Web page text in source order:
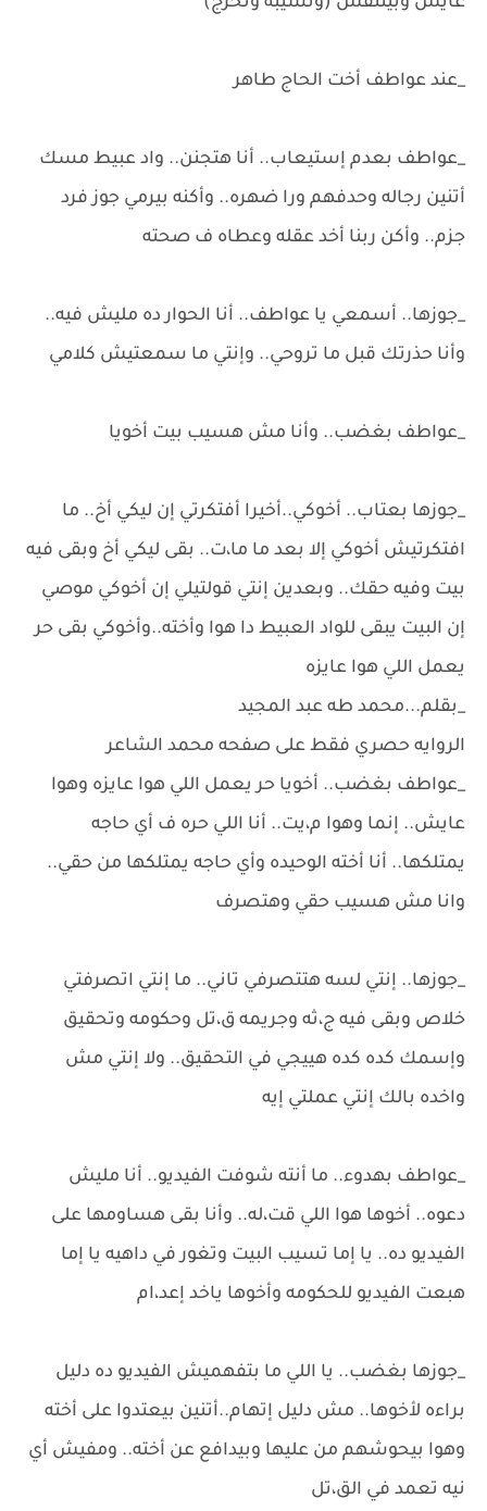
_عند عواطف أخت الحاج طاهر
_عواطف بعدم إستيعاب.. أنا هتجنن.. واد عبيط مسك
أتنين رجاله وحدفهم ورا ضهره.. وأكنه بيرمي جوز فرد
جزم.. وأكن ربنا أخد عقله وعطاه ف صحته
_جوزها.. أسمعي يا عواطف.. أنا الحوار ده مليش فيه..
وأنا حذرتك قبل ما تروحي.. وإنتي ما سمعتيش كلامي
_عواطف بغضب.. وأنا مش هسيب بيت أخويا
_جوزها بعتاب.. أخوكي..أخيرا أفتكرتي إن ليكي أخ.. ما
افتكرتيش أخوكي إلا بعد ما ما،ت.. بقى ليكي أخ وبقى فيه
بيت وفيه حقك.. وبعدين إنتي قولتيلي إن أخوكي موصي
إن البيت يبقى للواد العبيط دا هوا وأخته..وأخوكي بقى حر
يعمل اللي هوا عايزه
_بقلم...محمد طه عبد المجيد
الروايه حصري فقط على صفحه محمد الشاعر
_عواطف بغضب.. أخويا حر يعمل اللي هوا عايزه وهوا
عايش.. إنما وهوا م،يت.. أنا اللي حره ف أي حاجه
يمتلكها.. أنا أخته الوحيده وأي حاجه يمتلكها من حقي..
وانا مش هسيب حقي وهتصرف
_جوزها.. إنتي لسه هتتصرفي تاني.. ما إنتي اتصرفتي
خلاص وبقى فيه ج،ثه وجريمه ق،تل وحكومه وتحقيق
وإسمك كده كده هييجي في التحقيق.. ولا إنتي مش
واخده بالك إنتي عملتي إيه
_عواطف بهدوء.. ما أنته شوفت الفيديو.. أنا مليش
دعوه.. أخوها هوا اللي قت،له.. وأنا بقى هساومها على
الفيديو ده.. يا إما تسيب البيت وتغور في داهيه يا إما
هبعت الفيديو للحكومه وأخوها ياخد إعد،ام
_جوزها بغضب.. يا اللي ما بتفهميش الفيديو ده دليل
براءه لأخوها.. مش دليل إتهام..أتنين بيعتدوا على أخته
وهوا بيحوشهم من عليها وبيدافع عن أخته.. ومفيش أي
نيه تعمد في الق،تل